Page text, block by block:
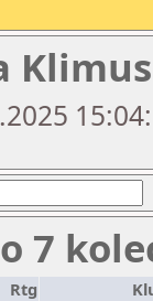
7
Rtg